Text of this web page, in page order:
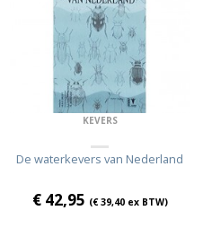
KEVERS
De waterkevers van Nederland
€42,95 (€39,40ex BTW)